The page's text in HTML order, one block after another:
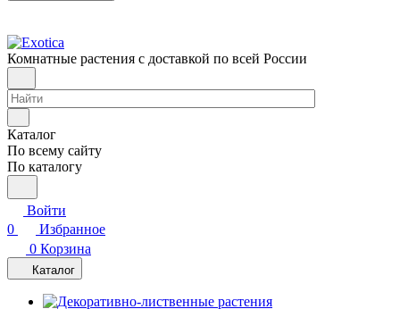
Комнатные растения с доставкой по всей России
Каталог
По всему сайту
По каталогу
Войти
0
Избранное
0 Корзина
Каталог